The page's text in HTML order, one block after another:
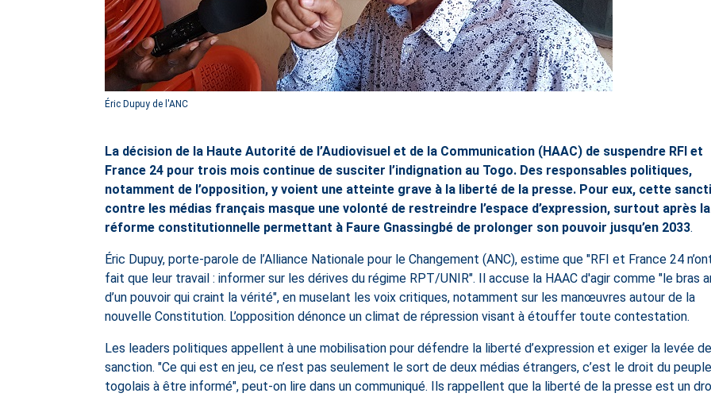
Éric Dupuy de l'ANC
La décision de la Haute Autorité de l’Audiovisuel et de la Communication (HAAC) de suspendre RFI et
France 24 pour trois mois continue de susciter l’indignation au Togo. Des responsables politiques,
notamment de l’opposition, y voient une atteinte grave à la liberté de la presse. Pour eux, cette
contre les médias français masque une volonté de restreindre l’espace d’expression, surtout après la
réforme constitutionnelle permettant à Faure Gnassingbé de prolonger son pouvoir jusqu’en 2033.
Éric Dupuy, porte-parole de l’Alliance Nationale pour le Changement (ANC), estime que "RFI et France 24
fait que leur travail : informer sur les dérives du régime RPT/UNIR". Il accuse la HAAC d'agir comme "le bras
d’un pouvoir qui craint la vérité", en muselant les voix critiques, notamment sur les manœuvres autour de la
nouvelle Constitution. L’opposition dénonce un climat de répression visant à étouffer toute contestation.
Les leaders politiques appellent à une mobilisation pour défendre la liberté d’expression et exiger la levée
sanction. "Ce qui est en jeu, ce n’est pas seulement le sort de deux médias étrangers, c’est le droit du peuple
togolais à être informé", peut-on lire dans un communiqué. Ils rappellent que la liberté de la presse est un